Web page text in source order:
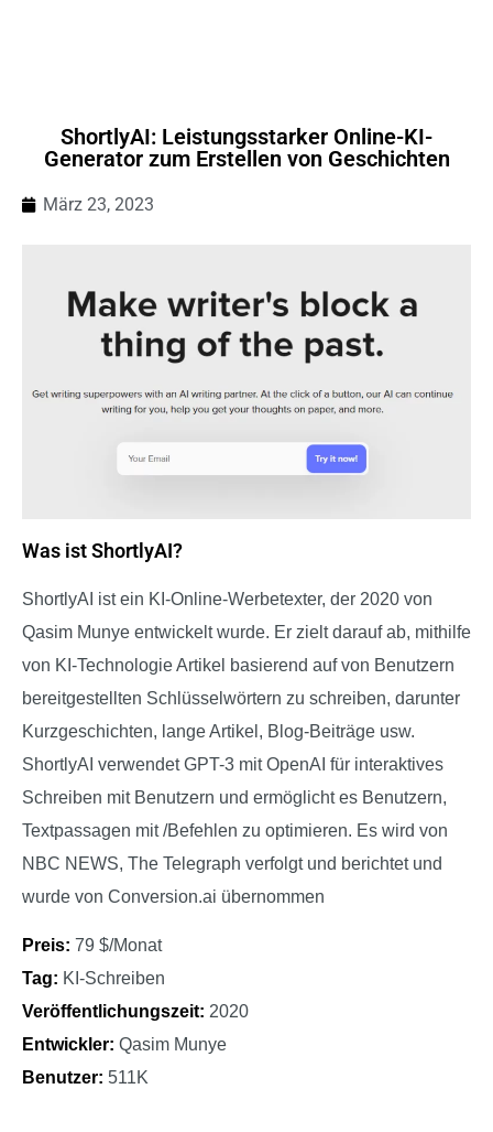
ShortlyAI: Leistungsstarker Online-KI-
Generator zum Erstellen von Geschichten
März 23, 2023
Was ist ShortlyAI?
ShortlyAI ist ein KI-Online-Werbetexter, der 2020 von
Qasim Munye entwickelt wurde. Er zielt darauf ab, mithilfe
von KI-Technologie Artikel basierend auf von Benutzern
bereitgestellten Schlüsselwörtern zu schreiben, darunter
Kurzgeschichten, lange Artikel, Blog-Beiträge usw.
ShortlyAI verwendet GPT-3 mit OpenAI für interaktives
Schreiben mit Benutzern und ermöglicht es Benutzern,
Textpassagen mit /Befehlen zu optimieren. Es wird von
NBC NEWS, The Telegraph verfolgt und berichtet und
wurde von Conversion.ai übernommen
Preis: 79 $/Monat
Tag: KI-Schreiben
Veröffentlichungszeit: 2020
Entwickler: Qasim Munye
Benutzer: 511K